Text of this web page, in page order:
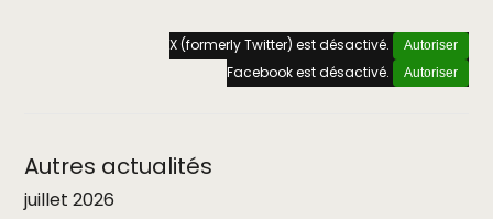
X (formerly Twitter) est désactivé. Autoriser
Facebook est désactivé. Autoriser
Autres actualités
juillet 2026